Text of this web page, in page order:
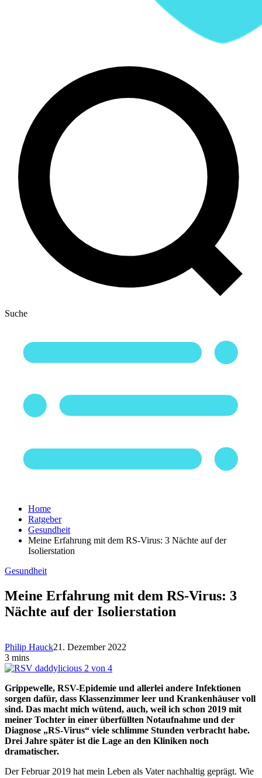
Suche
Home
Ratgeber
Gesundheit
Meine Erfahrung mit dem RS-Virus: 3 Nächte auf der
Isolierstation
Gesundheit
Meine Erfahrung mit dem RS-Virus: 3
Nächte auf der Isolierstation
Philip Hauck21. Dezember 2022
3 mins
Grippewelle, RSV-Epidemie und allerlei andere Infektionen
sorgen dafür, dass Klassenzimmer leer und Krankenhäuser voll
sind. Das macht mich wütend, auch, weil ich schon 2019 mit
meiner Tochter in einer überfüllten Notaufnahme und der
Diagnose „RS-Virus“ viele schlimme Stunden verbracht habe.
Drei Jahre später ist die Lage an den Kliniken noch
dramatischer.
Der Februar 2019 hat mein Leben als Vater nachhaltig geprägt. Wie